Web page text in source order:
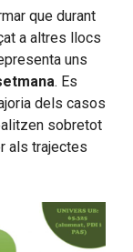
que durant
a altres llocs
uns
. Es
dels casos
sobretot
als trajectes